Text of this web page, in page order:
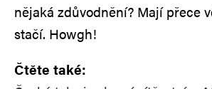
nějaká zdůvodnění? Mají přece
stačí. Howgh!
Čtěte také: